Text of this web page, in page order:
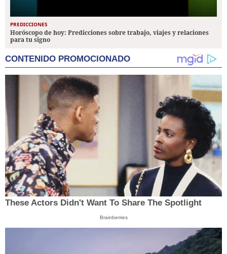
PREDICCIONES
Horóscopo de hoy: Predicciones sobre trabajo, viajes y relaciones
para tu signo
CONTENIDO PROMOCIONADO
These Actors Didn't Want To Share The Spotlight
Brainberries